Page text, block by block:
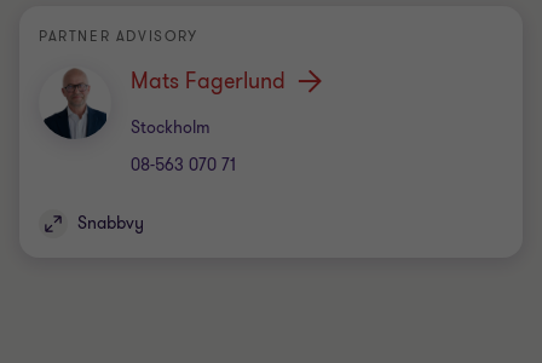
PARTNER ADVISORY
Mats Fagerlund
Stockholm
Kontor
08-563 070 71
Snabbvy